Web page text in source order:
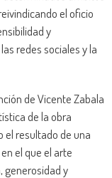
el oficio
y
redes sociales y la
de Vicente Zabala
de la obra
el resultado de una
el que el arte
generosidad y